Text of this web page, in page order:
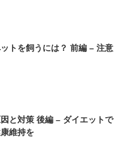
トを飼うには？ 前編 – 注意
と対策 後編 – ダイエットで
維持を